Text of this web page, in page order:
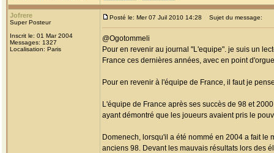
Jofrere
Super Posteur
Inscrit le: 01 Mar 2004
Messages: 1327
Localisation: Paris
Posté le: Mer 07 Juil 2010 14:28 Sujet du message:
@Ogotommeli
Pour en revenir au journal "L'equipe". je suis un
France ces dernières années, avec en point
Pour en revenir à l'équipe de France, il faut je
L'équipe de France après ses succès de 98 et
ayant démontré que les joueurs avaient pris le
Domenech, lorsqu'il a été nommé en 2004 a fait le
anciens 98. Devant les mauvais résultats lors des